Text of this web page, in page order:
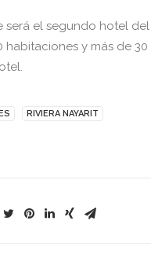
será el segundo hotel
y más de
RIVIERA NAYARIT